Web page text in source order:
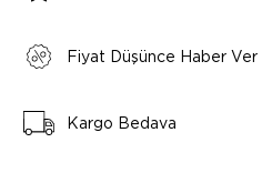
Fiyat Düşünce Haber Ver
Kargo Bedava